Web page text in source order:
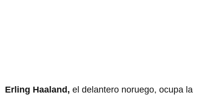
Erling Haaland, el delantero noruego, ocupa la